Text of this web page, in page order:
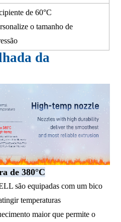
de 60°C
o tamanho de
da
de 380°C
são equipadas com um bico
temperaturas
maior que permite o